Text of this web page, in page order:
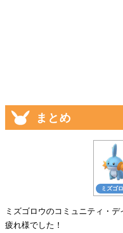
まとめ
ミズゴ
ミズゴロウのコミュニティ・
疲れ様でした！